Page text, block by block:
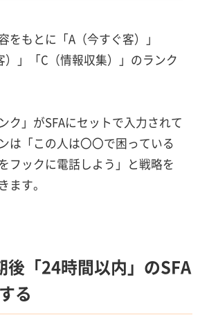
をもとに「A（今すぐ客）」
）」「C（情報収集）」のランク
ク」がSFAにセットで入力されて
は「この人は〇〇で困っている
フックに電話しよう」と戦略を
ます。
後「24時間以内」のSFA
る